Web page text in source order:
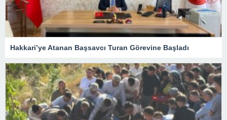
Hakkari’ye Atanan Başsavcı Turan Görevine Başladı